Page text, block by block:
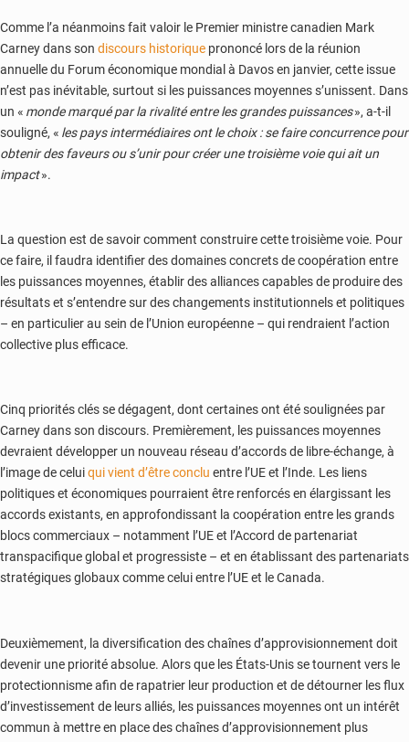
Comme l’a néanmoins fait valoir le Premier ministre canadien Mark
Carney dans son discours historique prononcé lors de la réunion
annuelle du Forum économique mondial à Davos en janvier, cette issue
n’est pas inévitable, surtout si les puissances moyennes s’unissent. Dans
un « monde marqué par la rivalité entre les grandes puissances», a-t-il
souligné, « les pays intermédiaires ont le choix : se faire concurrence pour
obtenir des faveurs ou s’unir pour créer une troisième voie qui ait un
impact».
La question est de savoir comment construire cette troisième voie. Pour
ce faire, il faudra identifier des domaines concrets de coopération entre
les puissances moyennes, établir des alliances capables de produire des
résultats et s’entendre sur des changements institutionnels et politiques
– en particulier au sein de l’Union européenne – qui rendraient l’action
collective plus efficace.
Cinq priorités clés se dégagent, dont certaines ont été soulignées par
Carney dans son discours. Premièrement, les puissances moyennes
devraient développer un nouveau réseau d’accords de libre-échange, à
l’image de celuiqui vient d’être conclu entre l’UE et l’Inde. Les liens
politiques et économiques pourraient être renforcés en élargissant les
accords existants, en approfondissant la coopération entre les grands
blocs commerciaux – notamment l’UE et l’Accord de partenariat
transpacifique global et progressiste – et en établissant des partenariats
stratégiques globaux comme celui entre l’UE et le Canada.
Deuxièmement, la diversification des chaînes d’approvisionnement doit
devenir une priorité absolue. Alors que les États-Unis se tournent vers le
protectionnisme afin de rapatrier leur production et de détourner les flux
d’investissement de leurs alliés, les puissances moyennes ont un intérêt
commun à mettre en place des chaînes d’approvisionnement plus